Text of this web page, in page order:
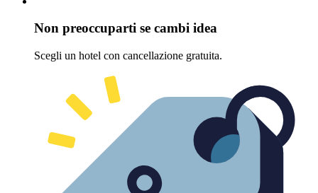
Non preoccuparti se cambi idea
Scegli un hotel con cancellazione gratuita.